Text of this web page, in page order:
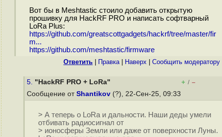
Вот бы в Meshtastic стоило добавить открытую
прошивку для HackRF PRO и написать софтварный
LoRa Plus:
https://github.com/greatscottgadgets/hackrf/tree/master/fir
m...
https://github.com/meshtastic/firmware
Ответить Правка| Наверх Cообщить модератору
5. "HackRF PRO + LoRa" + / –
Сообщение от Shantikov (?), 22-Сен-25, 09:33
> А теперь о LoRa и дальности. Наши деды умели
отбивать радиосигнал от
> ионосферы Земли или даже от поверхности Луны.